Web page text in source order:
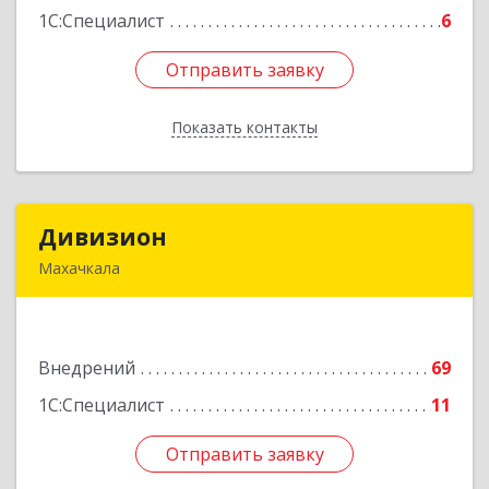
1С:Специалист
6
Отправить заявку
Показать контакты
Отправить заявку
Назад
Дивизион
Махачкала
Внедрений
69
1С:Специалист
11
Отправить заявку
Подробнее
Отправить заявку